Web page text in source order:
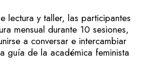
lectura y taller, las participantes
mensual durante 10 sesiones,
a conversar e intercambiar
guía de la académica feminista